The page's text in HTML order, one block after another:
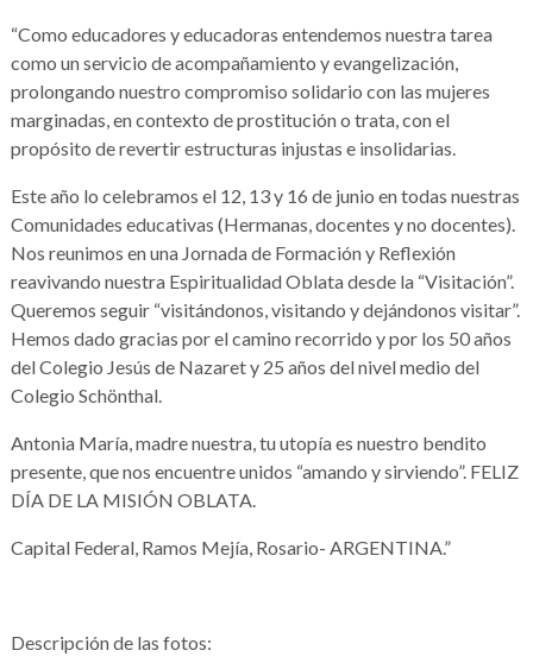
“Como educadores y educadoras entendemos nuestra tarea
como un servicio de acompañamiento y evangelización,
prolongando nuestro compromiso solidario con las mujeres
marginadas, en contexto de prostitución o trata, con el
propósito de revertir estructuras injustas e insolidarias.
Este año lo celebramos el 12, 13 y 16 de junio en todas nuestras
Comunidades educativas (Hermanas, docentes y no docentes).
Nos reunimos en una Jornada de Formación y Reflexión
reavivando nuestra Espiritualidad Oblata desde la “Visitación”.
Queremos seguir “visitándonos, visitando y dejándonos visitar”.
Hemos dado gracias por el camino recorrido y por los 50 años
del Colegio Jesús de Nazaret y 25 años del nivel medio del
Colegio Schönthal.
Antonia María, madre nuestra, tu utopía es nuestro bendito
presente, que nos encuentre unidos “amando y sirviendo”. FELIZ
DÍA DE LA MISIÓN OBLATA.
Capital Federal, Ramos Mejía, Rosario- ARGENTINA.”
Descripción de las fotos: